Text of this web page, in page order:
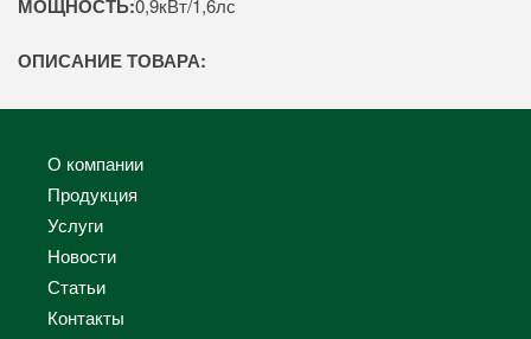
МОЩНОСТЬ:0,9кВт/1,6лс
ОПИСАНИЕ ТОВАРА:
О компании
Продукция
Услуги
Новости
Статьи
Контакты